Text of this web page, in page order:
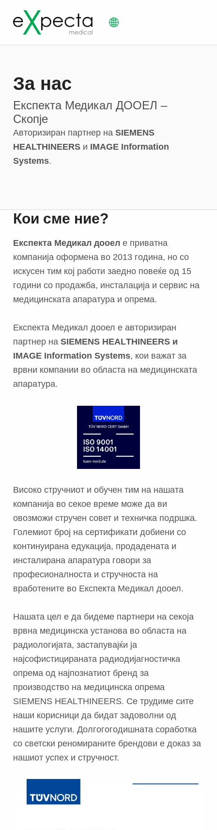
eXpecta Medical
За нас
Експекта Медикал ДООЕЛ –
Скопје
Авторизиран партнер на SIEMENS
HEALTHINEERSи IMAGE Information
Systems.
Кои сме ние?
Експекта Медикал дооеле приватна
компанија оформена во 2013 година, но со
искусен тим кој работи заедно повеќе од 15
години со продажба, инсталација и сервис на
медицинската апаратура и опрема.
Експекта Медикал дооел е авторизиран
партнер на SIEMENS HEALTHINEERSи
IMAGE Information Systems, кои важат за
врвни компании во областа на медицинската
апаратура.
Високо стручниот и обучен тим на нашата
компанија во секое време може да ви
овозможи стручен совет и техничка подршка.
Големиот број на сертификати добиени со
континуирана едукација, продадената и
инсталирана апаратура говори за
професионалноста и стручноста на
вработените во Експекта Медикал дооел.
Нашата цел е да бидеме партнери на секоја
врвна медицинска установа во областа на
радиологијата, застапувајќи ја
најсофистицираната радиодијагностичка
опрема од најпознатиот бренд за
производство на медицинска опрема
SIEMENS HEALTHINEERS. Се трудиме сите
наши корисници да бидат задоволни од
нашите услуги. Долгогогодишната соработка
со светски реномираните брендови е доказ за
нашиот успех и стручност.